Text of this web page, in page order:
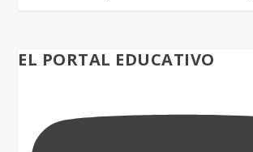
EL PORTAL EDUCATIVO